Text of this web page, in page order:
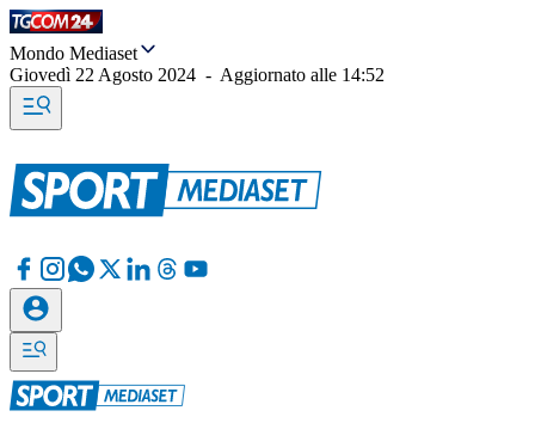
Mondo Mediaset
Giovedì 22 Agosto 2024 - Aggiornato alle 14:52